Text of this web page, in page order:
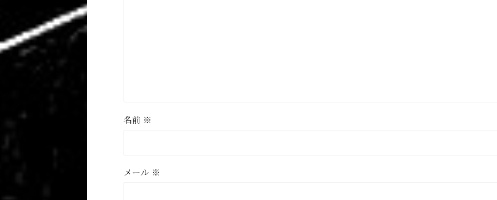
名前 ※
メール ※